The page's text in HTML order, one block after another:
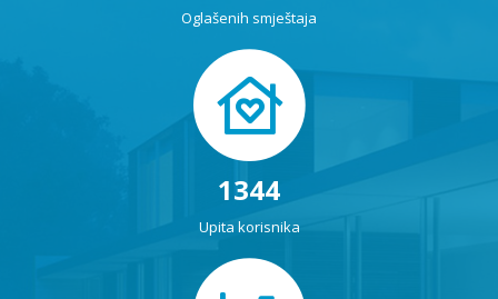
Oglašenih smještaja
1344
Upita korisnika